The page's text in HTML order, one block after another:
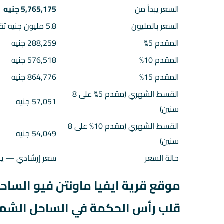
السعر يبدأ من
5,765,175 جنيه
السعر بالمليون
5.8 مليون جنيه تقريباً
المقدم 5%
288,259 جنيه
المقدم 10%
576,518 جنيه
المقدم 15%
864,776 جنيه
القسط الشهري (مقدم 5% على 8
سنين)
57,051 جنيه
القسط الشهري (مقدم 10% على 8
سنين)
54,049 جنيه
حالة السعر
سعر إرشادي —
موقع قرية ايفيا ماونتن فيو
قلب رأس الحكمة في الساحل